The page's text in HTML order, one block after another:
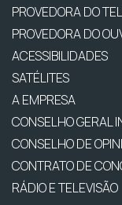
PROVEDORA DO
PROVEDORA DO
ACESSIBILIDADES
SATÉLITES
A EMPRESA
CONSELHO GERAL
CONSELHO DE
CONTRATO DE
RÁDIO E TELEVISÃO